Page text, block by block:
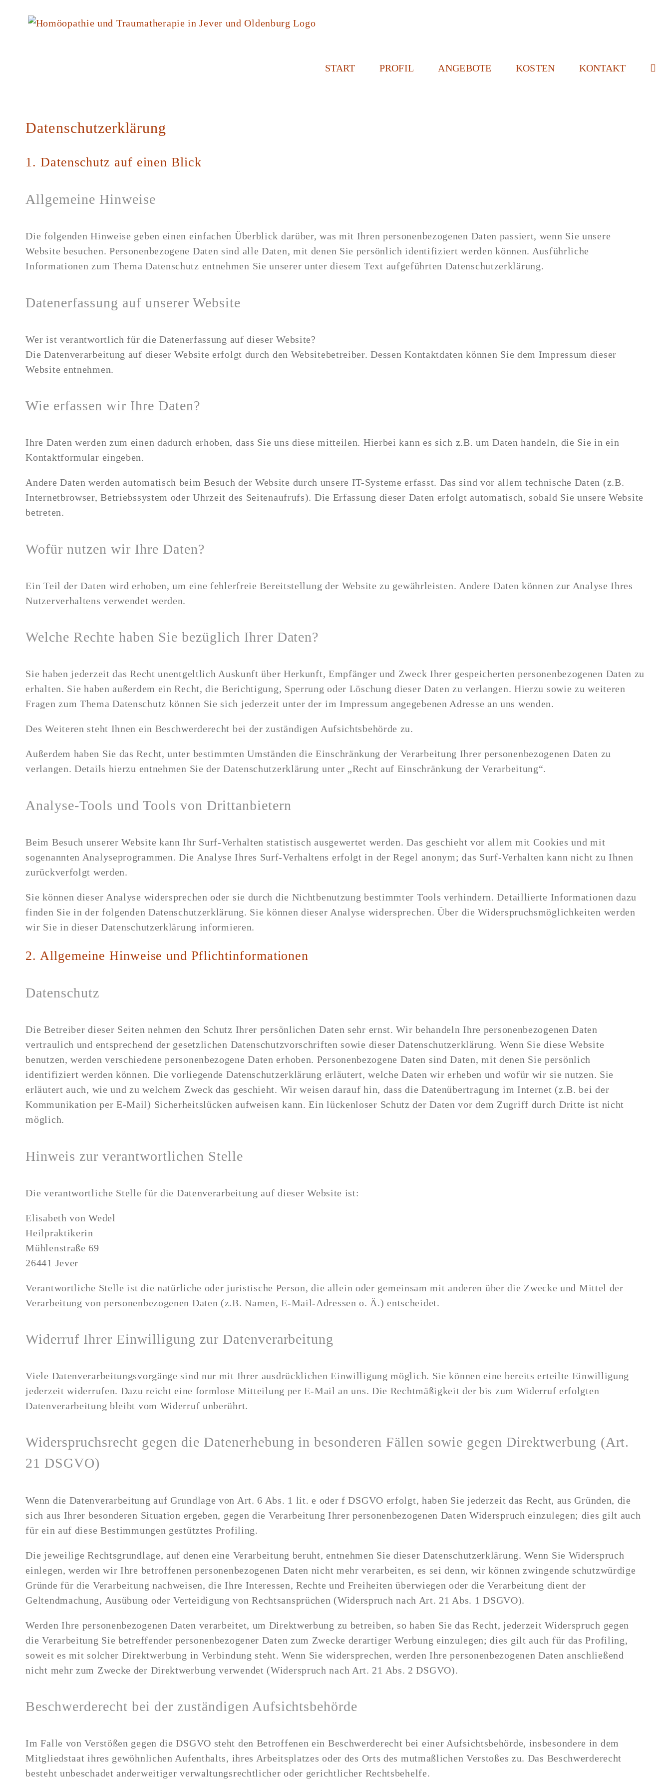
START PROFIL ANGEBOTE KOSTEN KONTAKT
Datenschutzerklärung
1. Datenschutz auf einen Blick
Allgemeine Hinweise
Die folgenden Hinweise geben einen einfachen Überblick darüber, was mit Ihren personenbezogenen Daten passiert, wenn Sie unsere
Website besuchen. Personenbezogene Daten sind alle Daten, mit denen Sie persönlich identifiziert werden können. Ausführliche
Informationen zum Thema Datenschutz entnehmen Sie unserer unter diesem Text aufgeführten Datenschutzerklärung.
Datenerfassung auf unserer Website
Wer ist verantwortlich für die Datenerfassung auf dieser Website?
Die Datenverarbeitung auf dieser Website erfolgt durch den Websitebetreiber. Dessen Kontaktdaten können Sie dem Impressum dieser
Website entnehmen.
​Wie erfassen wir Ihre Daten?
Ihre Daten werden zum einen dadurch erhoben, dass Sie uns diese mitteilen. Hierbei kann es sich z.B. um Daten handeln, die Sie in ein
Kontaktformular eingeben.​
Andere Daten werden automatisch beim Besuch der Website durch unsere IT-Systeme erfasst. Das sind vor allem technische Daten (z.B.
Internetbrowser, Betriebssystem oder Uhrzeit des Seitenaufrufs). Die Erfassung dieser Daten erfolgt automatisch, sobald Sie unsere Website
betreten.
​Wofür nutzen wir Ihre Daten?
Ein Teil der Daten wird erhoben, um eine fehlerfreie Bereitstellung der Website zu gewährleisten. Andere Daten können zur Analyse Ihres
Nutzerverhaltens verwendet werden.
​Welche Rechte haben Sie bezüglich Ihrer Daten?
Sie haben jederzeit das Recht unentgeltlich Auskunft über Herkunft, Empfänger und Zweck Ihrer gespeicherten personenbezogenen Daten zu
erhalten. Sie haben außerdem ein Recht, die Berichtigung, Sperrung oder Löschung dieser Daten zu verlangen. Hierzu sowie zu weiteren
Fragen zum Thema Datenschutz können Sie sich jederzeit unter der im Impressum angegebenen Adresse an uns wenden.
Des Weiteren steht Ihnen ein Beschwerderecht bei der zuständigen Aufsichtsbehörde zu.
Außerdem haben Sie das Recht, unter bestimmten Umständen die Einschränkung der Verarbeitung Ihrer personenbezogenen Daten zu
verlangen. Details hierzu entnehmen Sie der Datenschutzerklärung unter „Recht auf Einschränkung der Verarbeitung“.
Analyse-Tools und Tools von Drittanbietern
Beim Besuch unserer Website kann Ihr Surf-Verhalten statistisch ausgewertet werden. Das geschieht vor allem mit Cookies und mit
sogenannten Analyseprogrammen. Die Analyse Ihres Surf-Verhaltens erfolgt in der Regel anonym; das Surf-Verhalten kann nicht zu Ihnen
zurückverfolgt werden.
Sie können dieser Analyse widersprechen oder sie durch die Nichtbenutzung bestimmter Tools verhindern. Detaillierte Informationen dazu
finden Sie in der folgenden Datenschutzerklärung. Sie können dieser Analyse widersprechen. Über die Widerspruchsmöglichkeiten werden
wir Sie in dieser Datenschutzerklärung informieren.
2. Allgemeine Hinweise und Pflichtinformationen
Datenschutz
Die Betreiber dieser Seiten nehmen den Schutz Ihrer persönlichen Daten sehr ernst. Wir behandeln Ihre personenbezogenen Daten
vertraulich und entsprechend der gesetzlichen Datenschutzvorschriften sowie dieser Datenschutzerklärung. Wenn Sie diese Website
benutzen, werden verschiedene personenbezogene Daten erhoben. Personenbezogene Daten sind Daten, mit denen Sie persönlich
identifiziert werden können. Die vorliegende Datenschutzerklärung erläutert, welche Daten wir erheben und wofür wir sie nutzen. Sie
erläutert auch, wie und zu welchem Zweck das geschieht. Wir weisen darauf hin, dass die Datenübertragung im Internet (z.B. bei der
Kommunikation per E-Mail) Sicherheitslücken aufweisen kann. Ein lückenloser Schutz der Daten vor dem Zugriff durch Dritte ist nicht
möglich.
Hinweis zur verantwortlichen Stelle
Die verantwortliche Stelle für die Datenverarbeitung auf dieser Website ist:
​Elisabeth von Wedel
Heilpraktikerin
Mühlenstraße 69
26441 Jever
Verantwortliche Stelle ist die natürliche oder juristische Person, die allein oder gemeinsam mit anderen über die Zwecke und Mittel der
Verarbeitung von personenbezogenen Daten (z.B. Namen, E-Mail-Adressen o. Ä.) entscheidet.
Widerruf Ihrer Einwilligung zur Datenverarbeitung
Viele Datenverarbeitungsvorgänge sind nur mit Ihrer ausdrücklichen Einwilligung möglich. Sie können eine bereits erteilte Einwilligung
jederzeit widerrufen. Dazu reicht eine formlose Mitteilung per E-Mail an uns. Die Rechtmäßigkeit der bis zum Widerruf erfolgten
Datenverarbeitung bleibt vom Widerruf unberührt.
Widerspruchsrecht gegen die Datenerhebung in besonderen Fällen sowie gegen Direktwerbung (Art.
21 DSGVO)
Wenn die Datenverarbeitung auf Grundlage von Art. 6 Abs. 1 lit. e oder f DSGVO erfolgt, haben Sie jederzeit das Recht, aus Gründen, die
sich aus Ihrer besonderen Situation ergeben, gegen die Verarbeitung Ihrer personenbezogenen Daten Widerspruch einzulegen; dies gilt auch
für ein auf diese Bestimmungen gestütztes Profiling.
Die jeweilige Rechtsgrundlage, auf denen eine Verarbeitung beruht, entnehmen Sie dieser Datenschutzerklärung. Wenn Sie Widerspruch
einlegen, werden wir Ihre betroffenen personenbezogenen Daten nicht mehr verarbeiten, es sei denn, wir können zwingende schutzwürdige
Gründe für die Verarbeitung nachweisen, die Ihre Interessen, Rechte und Freiheiten überwiegen oder die Verarbeitung dient der
Geltendmachung, Ausübung oder Verteidigung von Rechtsansprüchen (Widerspruch nach Art. 21 Abs. 1 DSGVO).
​Werden Ihre personenbezogenen Daten verarbeitet, um Direktwerbung zu betreiben, so haben Sie das Recht, jederzeit Widerspruch gegen
die Verarbeitung Sie betreffender personenbezogener Daten zum Zwecke derartiger Werbung einzulegen; dies gilt auch für das Profiling,
soweit es mit solcher Direktwerbung in Verbindung steht. Wenn Sie widersprechen, werden Ihre personenbezogenen Daten anschließend
nicht mehr zum Zwecke der Direktwerbung verwendet (Widerspruch nach Art. 21 Abs. 2 DSGVO).
Beschwerderecht bei der zuständigen Aufsichtsbehörde
Im Falle von Verstößen gegen die DSGVO steht den Betroffenen ein Beschwerderecht bei einer Aufsichtsbehörde, insbesondere in dem
Mitgliedstaat ihres gewöhnlichen Aufenthalts, ihres Arbeitsplatzes oder des Orts des mutmaßlichen Verstoßes zu. Das Beschwerderecht
besteht unbeschadet anderweitiger verwaltungsrechtlicher oder gerichtlicher Rechtsbehelfe.